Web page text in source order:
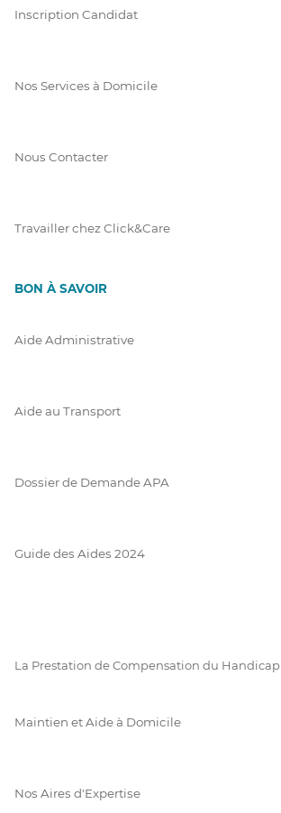
Inscription Candidat
Nos Services à Domicile
Nous Contacter
Travailler chez Click&Care
BON À SAVOIR
Aide Administrative
Aide au Transport
Dossier de Demande APA
Guide des Aides 2024
La Prestation de Compensation du Handicap
Maintien et Aide à Domicile
Nos Aires d'Expertise